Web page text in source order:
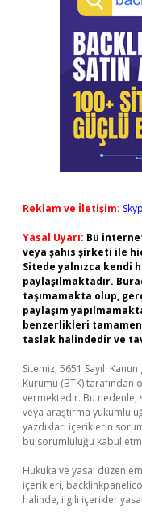
Reklam ve İletişim:
Yasal Uyarı: Bu
veya şahıs şirketi ile
Sitede yalnızca kendi
paylaşılmaktadır.
taşımamakta olup,
paylaşım
benzerlikleri
taslak halindedir ve
Sitemiz, 5651 Sayılı
Kurumu (BTK) tarafından
vermektedir. Bu
veya araştırma
yazdıkları içeriklerin
bu sorumluluğu kabul
Hukuka ve yasal
içerikleri,
halinde, ilgili içerikler